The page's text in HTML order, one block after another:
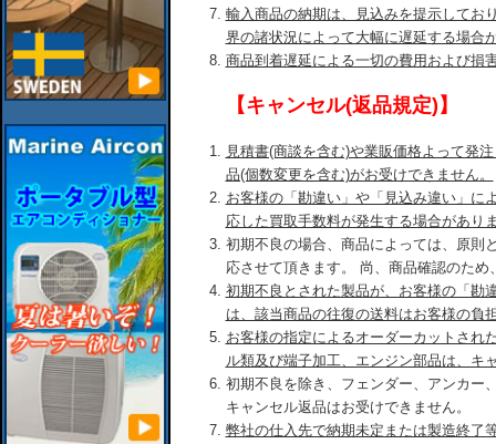
輸入商品の納期は、見込みを提示してお
界の諸状況によって大幅に遅延する場合
商品到着遅延による一切の費用および損
【キャンセル(返品規定)】
見積書(商談を含む)や業販価格よって発
品(個数変更を含む)がお受けできません。
お客様の「勘違い」や「見込み違い」に
応した買取手数料が発生する場合があり
初期不良の場合、商品によっては、原則
応させて頂きます。 尚、商品確認のた
初期不良とされた製品が、お客様の「勘
は、該当商品の往復の送料はお客様の負
お客様の指定によるオーダーカットされ
ル類及び端子加工、エンジン部品は、キ
初期不良を除き、フェンダー、アンカー
キャンセル返品はお受けできません。
弊社の仕入先で納期未定または製造終了